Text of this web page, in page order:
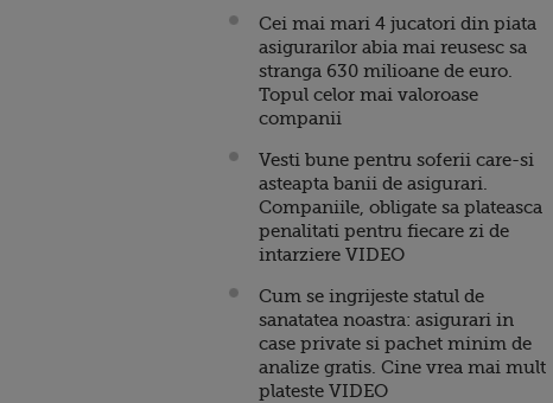
Cei mai mari 4 jucatori din piata
asigurarilor abia mai reusesc sa
stranga 630 milioane de euro.
Topul celor mai valoroase
companii
Vesti bune pentru soferii care-si
asteapta banii de asigurari.
Companiile, obligate sa plateasca
penalitati pentru fiecare zi de
intarziere VIDEO
Cum se ingrijeste statul de
sanatatea noastra: asigurari in
case private si pachet minim de
analize gratis. Cine vrea mai mult
plateste VIDEO